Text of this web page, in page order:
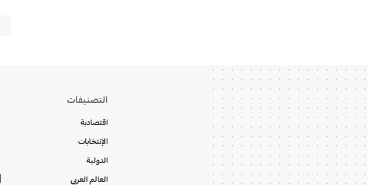
التصنيفات
اقتصادية
الإنتخابات
الدولية
العالم العربي